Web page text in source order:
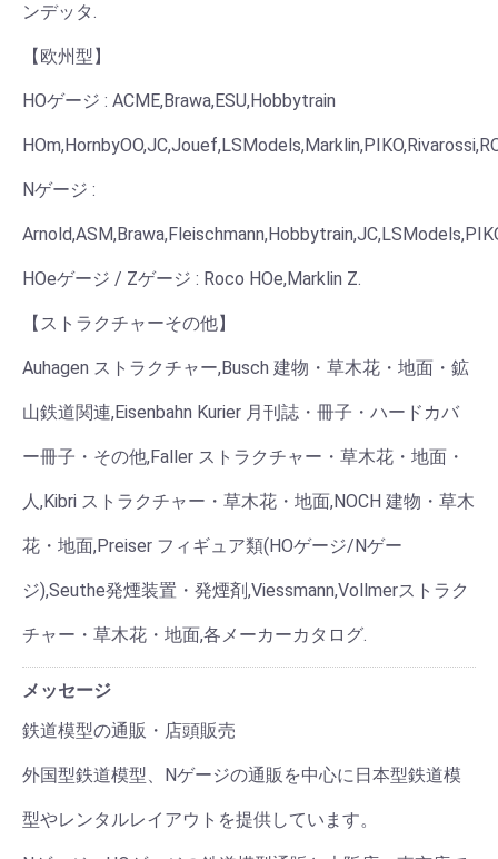
ンデッタ.
【欧州型】
HOゲージ : ACME,Brawa,ESU,Hobbytrain
Nゲージ :
HOeゲージ / Zゲージ : Roco HOe,Marklin Z.
【ストラクチャーその他】
Auhagen ストラクチャー,Busch 建物・草木花・地面・鉱
山鉄道関連,Eisenbahn Kurier 月刊誌・冊子・ハードカバ
ー冊子・その他,Faller ストラクチャー・草木花・地面・
人,Kibri ストラクチャー・草木花・地面,NOCH 建物・草木
花・地面,Preiser フィギュア類(HOゲージ/Nゲー
ジ),Seuthe発煙装置・発煙剤,Viessmann,Vollmerストラク
チャー・草木花・地面,各メーカーカタログ.
メッセージ
鉄道模型の通販・店頭販売
外国型鉄道模型、Nゲージの通販を中心に日本型鉄道模
型やレンタルレイアウトを提供しています。